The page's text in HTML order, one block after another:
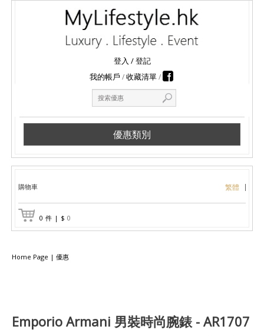
登入 /登記
我的帳戶
收藏清單
優惠類別
購物車 繁體
0 件 | $ 0
Home Page | 優惠
Emporio Armani 男裝時尚腕錶 - AR1707